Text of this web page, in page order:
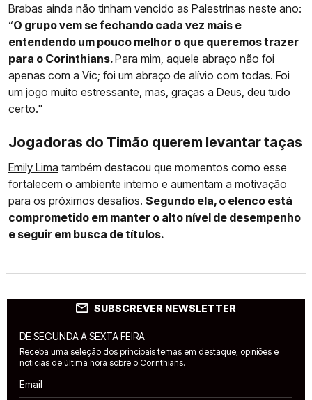
Brabas ainda não tinham vencido as Palestrinas neste ano:
“O grupo vem se fechando cada vez mais e
entendendo um pouco melhor o que queremos trazer
para o Corinthians.Para mim, aquele abraço não foi
apenas com a Vic; foi um abraço de alívio com todas. Foi
um jogo muito estressante, mas, graças a Deus, deu tudo
certo."
Jogadoras do Timão querem levantar taças
Emily Lima também destacou que momentos como esse
fortalecem o ambiente interno e aumentam a motivação
para os próximos desafios. Segundo ela, o elenco está
comprometido em manter o alto nível de desempenho
e seguir em busca de títulos.
SUBSCREVER NEWSLETTER
DE SEGUNDA A SEXTA FEIRA
Receba uma seleção dos principais temas em destaque, opiniões e
notícias de última hora sobre o Corinthians.
Email